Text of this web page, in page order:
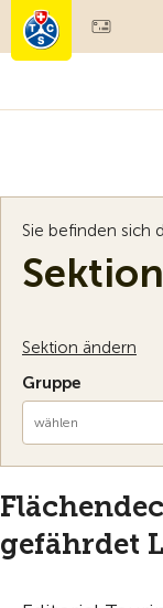
Mitgliedschaft &
Sie befinden sich
Sektion ändern
Gruppe
wählen
gefährdet